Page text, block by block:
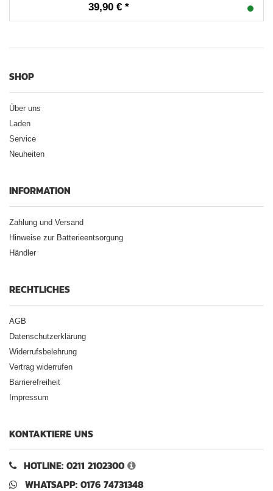
39,90 € *
SHOP
Über uns
Laden
Service
Neuheiten
INFORMATION
Zahlung und Versand
Hinweise zur Batterieentsorgung
Händler
RECHTLICHES
AGB
Datenschutzerklärung
Widerrufsbelehrung
Vertrag widerrufen
Barrierefreiheit
Impressum
KONTAKTIERE UNS
HOTLINE: 0211 2102300
WHATSAPP: 0176 74731348